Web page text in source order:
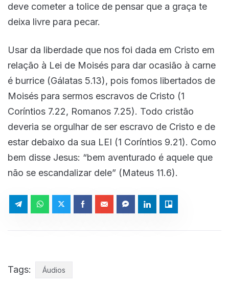
deve cometer a tolice de pensar que a graça te
deixa livre para pecar.
Usar da liberdade que nos foi dada em Cristo em
relação à Lei de Moisés para dar ocasião à carne
é burrice (Gálatas 5.13), pois fomos libertados de
Moisés para sermos escravos de Cristo (1
Coríntios 7.22, Romanos 7.25). Todo cristão
deveria se orgulhar de ser escravo de Cristo e de
estar debaixo da sua LEI (1 Coríntios 9.21). Como
bem disse Jesus: “bem aventurado é aquele que
não se escandalizar dele” (Mateus 11.6).
Tags: Áudios